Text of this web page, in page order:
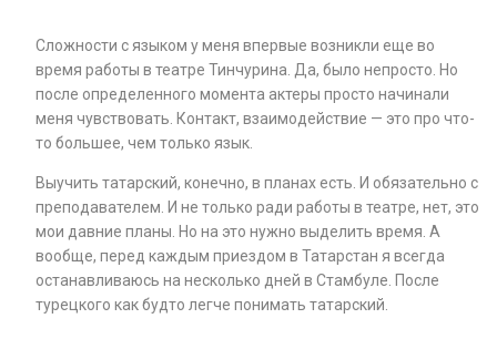
Сложности с языком у меня впервые возникли еще во
время работы в театре Тинчурина. Да, было непросто. Но
после определенного момента актеры просто начинали
меня чувствовать. Контакт, взаимодействие — это про что-
то большее, чем только язык.
Выучить татарский, конечно, в планах есть. И обязательно с
преподавателем. И не только ради работы в театре, нет, это
мои давние планы. Но на это нужно выделить время. А
вообще, перед каждым приездом в Татарстан я всегда
останавливаюсь на несколько дней в Стамбуле. После
турецкого как будто легче понимать татарский.